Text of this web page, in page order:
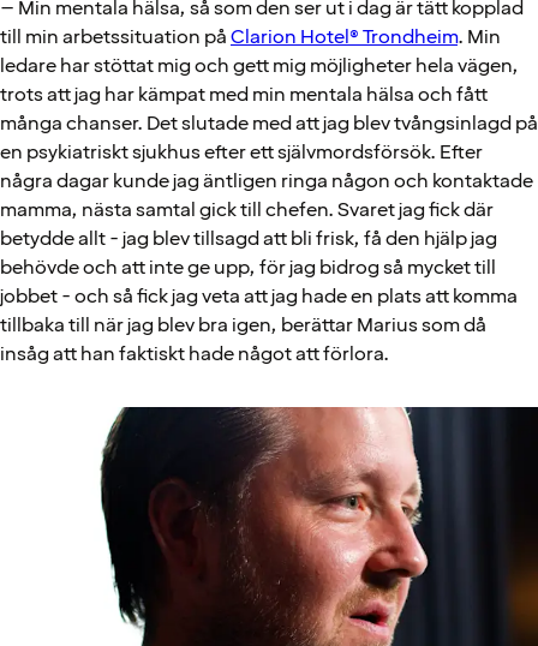
– Min mentala hälsa, så som den ser ut i dag är tätt kopplad
till min arbetssituation påClarion Hotel® Trondheim. Min
ledare har stöttat mig och gett mig möjligheter hela vägen,
trots att jag har kämpat med min mentala hälsa och fått
många chanser. Det slutade med att jag blev tvångsinlagd på
en psykiatriskt sjukhus efter ett självmordsförsök. Efter
några dagar kunde jag äntligen ringa någon och kontaktade
mamma, nästa samtal gick till chefen. Svaret jag fick där
betydde allt - jag blev tillsagd att bli frisk, få den hjälp jag
behövde och att inte ge upp, för jag bidrog så mycket till
jobbet - och så fick jag veta att jag hade en plats att komma
tillbaka till när jag blev bra igen, berättar Marius som då
insåg att han faktiskt hade något att förlora.